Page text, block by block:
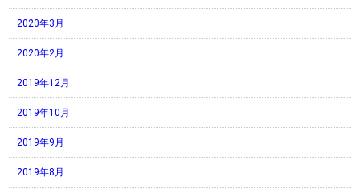
2020年3月
2020年2月
2019年12月
2019年10月
2019年9月
2019年8月